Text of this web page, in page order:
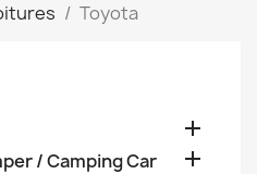
Toyota

/ Camping Car 